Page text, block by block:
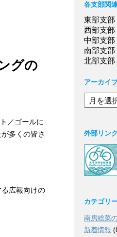
グの
／ゴールに
多くの皆さ
広報向けの
各支部関
東部支
西部支
中部支
南部支
北部支
アーカイ
ア
ー
ブ
外部リンク
カテゴリ
南房総菜
新着情報